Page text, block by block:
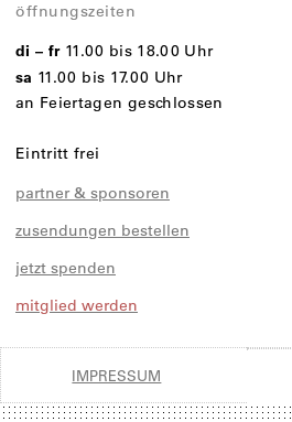
öffnungszeiten
di – fr 11.00 bis 18.00 Uhr
sa 11.00 bis 17.00 Uhr
an Feiertagen geschlossen
Eintritt frei
partner & sponsoren
zusendungen bestellen
jetzt spenden
mitglied werden
IMPRESSUM